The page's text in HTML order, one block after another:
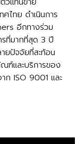
ศไทย ดำเนินการ
อีกทางร่วม
ที่มากที่สุด 3 ปี
ยปัจจัยที่สะท้อน
ฑ์และบริการของ
ก ISO 9001 และ